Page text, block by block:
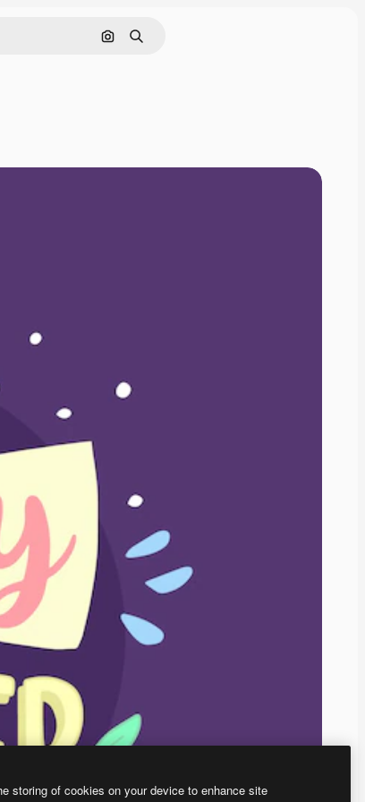
画像で検索
検索
storing of cookies on your device to enhance site